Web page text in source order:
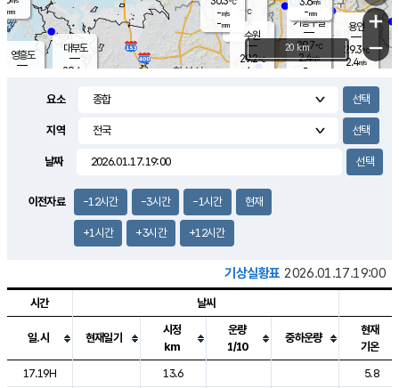
mm
영흥도
용인
29.3℃
2.4m/s
4.0m/s
대부도
29.4
- ℃
m/s
mm
기흥구갈
29.7℃
2.4m/s
-
-m/s
-mm
-mm
수원
29.2℃
4 m/s
+
−
20 km
요소
지역
날짜
이전자료 -12시간 -3시간 -1시간 현재
+1시간 +3시간 +12시간
기상실황표 2026.01.17.19:00
도시별 기상실황표로 지점, 날씨, 기온, 강수, 바람, 기압등을 안내한 표입
시간 날씨
일.시 현재일기
시정
km
운량
1/10
중하운량
현재
기온
17.19H
13.6
5.8